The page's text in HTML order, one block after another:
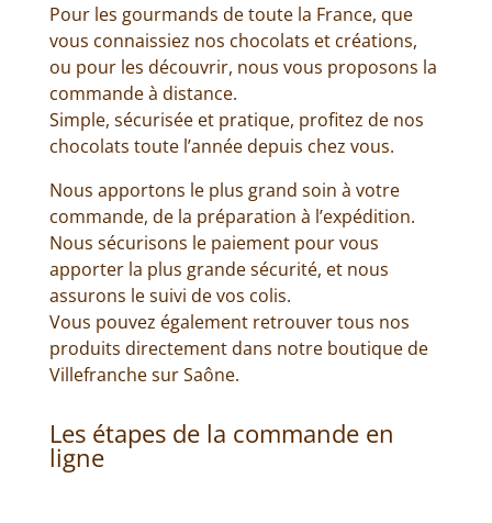
Pour les gourmands de toute la France, que
vous connaissiez nos chocolats et créations,
ou pour les découvrir, nous vous proposons la
commande à distance.
Simple, sécurisée et pratique, profitez de nos
chocolats toute l’année depuis chez vous.
Nous apportons le plus grand soin à votre
commande, de la préparation à l’expédition.
Nous sécurisons le paiement pour vous
apporter la plus grande sécurité, et nous
assurons le suivi de vos colis.
Vous pouvez également retrouver tous nos
produits directement dans notre boutique de
Villefranche sur Saône.
Les étapes de la commande en
ligne